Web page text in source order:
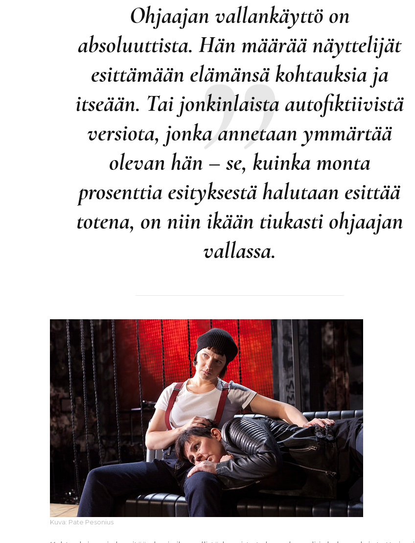
Ohjaajan vallankäyttö on
absoluuttista. Hän määrää näyttelijät
esittämään elämänsä kohtauksia ja
itseään. Tai jonkinlaista autofiktiivistä
versiota, jonka annetaan ymmärtää
olevan hän – se, kuinka monta
prosenttia esityksestä halutaan esittää
totena, on niin ikään tiukasti ohjaajan
vallassa.
Kuva: Pate Pesonius